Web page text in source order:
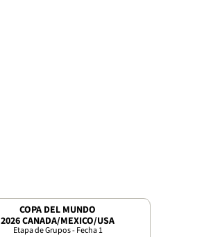
COPA DEL MUNDO
2026 CANADA/MEXICO/USA
Etapa de Grupos - Fecha 1